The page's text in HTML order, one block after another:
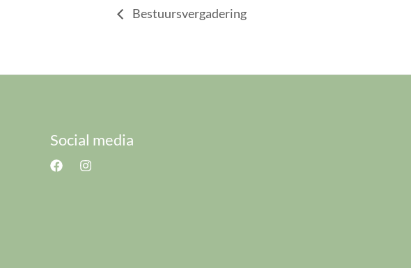
Bestuursvergadering
Social media